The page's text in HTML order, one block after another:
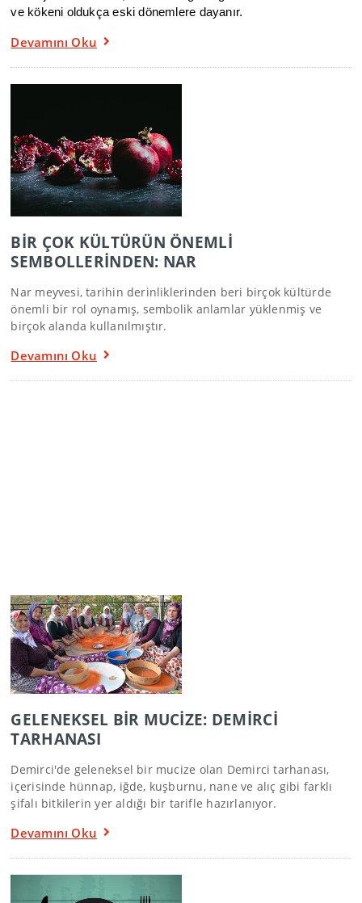
ve kökeni oldukça eski dönemlere dayanır.
Devamını Oku
BİR ÇOK KÜLTÜRÜN ÖNEMLİ
SEMBOLLERİNDEN: NAR
Nar meyvesi, tarihin derinliklerinden beri birçok kültürde
önemli bir rol oynamış, sembolik anlamlar yüklenmiş ve
birçok alanda kullanılmıştır.
Devamını Oku
GELENEKSEL BİR MUCİZE: DEMİRCİ
TARHANASI
Demirci'de geleneksel bir mucize olan Demirci tarhanası,
içerisinde hünnap, iğde, kuşburnu, nane ve alıç gibi farklı
şifalı bitkilerin yer aldığı bir tarifle hazırlanıyor.
Devamını Oku